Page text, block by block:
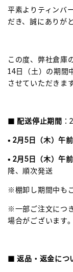
平素よりティンバ
だき、誠にありが
この度、弊社倉庫
14日（土）の期間
させていただきま
■配送停止期間
•2月5日（木）午
•2月5日（木）午
降、順次発送
※棚卸し期間中も
※一部ご注文につ
場合がございます。
■返品・返金につ